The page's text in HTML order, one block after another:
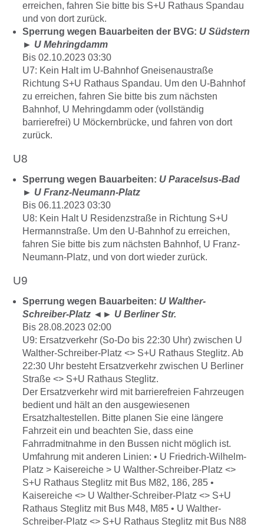
erreichen, fahren Sie bitte bis S+U Rathaus Spandau
und von dort zurück.
Sperrung wegen Bauarbeiten der BVG: U Südstern
► U Mehringdamm
Bis 02.10.2023 03:30
U7: Kein Halt im U-Bahnhof Gneisenaustraße
Richtung S+U Rathaus Spandau. Um den U-Bahnhof
zu erreichen, fahren Sie bitte bis zum nächsten
Bahnhof, U Mehringdamm oder (vollständig
barrierefrei) U Möckernbrücke, und fahren von dort
zurück.
U8
Sperrung wegen Bauarbeiten: U Paracelsus-Bad
► U Franz-Neumann-Platz
Bis 06.11.2023 03:30
U8: Kein Halt U Residenzstraße in Richtung S+U
Hermannstraße. Um den U-Bahnhof zu erreichen,
fahren Sie bitte bis zum nächsten Bahnhof, U Franz-
Neumann-Platz, und von dort wieder zurück.
U9
Sperrung wegen Bauarbeiten: U Walther-
Schreiber-Platz ◄► U Berliner Str.
Bis 28.08.2023 02:00
U9: Ersatzverkehr (So-Do bis 22:30 Uhr) zwischen U
Walther-Schreiber-Platz <> S+U Rathaus Steglitz. Ab
22:30 Uhr besteht Ersatzverkehr zwischen U Berliner
Straße <> S+U Rathaus Steglitz.
Der Ersatzverkehr wird mit barrierefreien Fahrzeugen
bedient und hält an den ausgewiesenen
Ersatzhaltestellen. Bitte planen Sie eine längere
Fahrzeit ein und beachten Sie, dass eine
Fahrradmitnahme in den Bussen nicht möglich ist.
Umfahrung mit anderen Linien: • U Friedrich-Wilhelm-
Platz > Kaisereiche > U Walther-Schreiber-Platz <>
S+U Rathaus Steglitz mit Bus M82, 186, 285 •
Kaisereiche <> U Walther-Schreiber-Platz <> S+U
Rathaus Steglitz mit Bus M48, M85 • U Walther-
Schreiber-Platz <> S+U Rathaus Steglitz mit Bus N88